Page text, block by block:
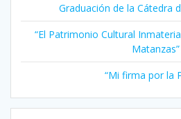
Graduación de la Cátedra
“El Patrimonio Cultural
Matanzas”
“Mi firma por la